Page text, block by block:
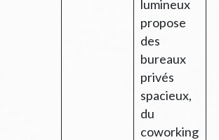
lumineux
propose
des
bureaux
privés
spacieux,
du
coworking